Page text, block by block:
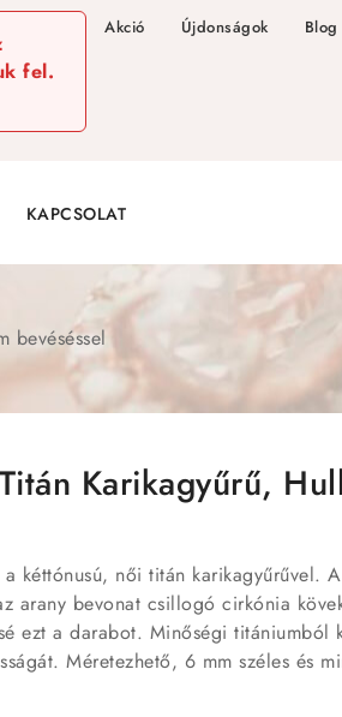
fel.
Akció Újdonságok Blog
KAPCSOLAT
bevéséssel
Karikagyűrű,
kéttónusú, női titán karikagyűrűvel.
arany bevonat csillogó cirkónia
ezt a darabot. Minőségi titániumból
Méretezhető, 6 mm széles és